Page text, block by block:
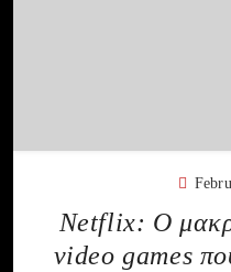
Netflix: Ο
video games